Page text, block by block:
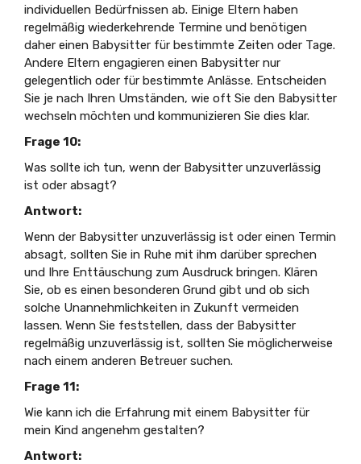
individuellen Bedürfnissen ab. Einige Eltern haben
regelmäßig wiederkehrende Termine und benötigen
daher einen Babysitter für bestimmte Zeiten oder Tage.
Andere Eltern engagieren einen Babysitter nur
gelegentlich oder für bestimmte Anlässe. Entscheiden
Sie je nach Ihren Umständen, wie oft Sie den Babysitter
wechseln möchten und kommunizieren Sie dies klar.
Frage 10:
Was sollte ich tun, wenn der Babysitter unzuverlässig
ist oder absagt?
Antwort:
Wenn der Babysitter unzuverlässig ist oder einen Termin
absagt, sollten Sie in Ruhe mit ihm darüber sprechen
und Ihre Enttäuschung zum Ausdruck bringen. Klären
Sie, ob es einen besonderen Grund gibt und ob sich
solche Unannehmlichkeiten in Zukunft vermeiden
lassen. Wenn Sie feststellen, dass der Babysitter
regelmäßig unzuverlässig ist, sollten Sie möglicherweise
nach einem anderen Betreuer suchen.
Frage 11:
Wie kann ich die Erfahrung mit einem Babysitter für
mein Kind angenehm gestalten?
Antwort: